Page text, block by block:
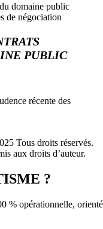
domaine public
de négociation
PUBLIC
récente des
Tous droits réservés.
aux droits d’auteur.
?
% opérationnelle,